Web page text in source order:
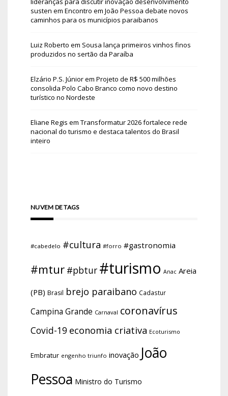
susten em Encontro em João Pessoa debate novos
caminhos para os municípios paraibanos
Luiz Roberto em Sousa lança primeiros vinhos finos
produzidos no sertão da Paraíba
Elzário P.S. Júniorem Projeto de R$ 500 milhões
consolida Polo Cabo Branco como novo destino
turístico no Nordeste
Eliane Regis em Transformatur 2026 fortalece rede
nacional do turismo e destaca talentos do Brasil
inteiro
NUVEM DE TAGS
#cabedelo #cultura #forro #gastronomia
#mtur #pbtur #turismo Anac Areia
(PB) Brasil brejo paraibano Cadastur
Campina Grande Carnaval coronavírus
Covid-19 economia criativa Ecoturismo
Embratur engenho triunfo inovação João
Pessoa Ministro do Turismo